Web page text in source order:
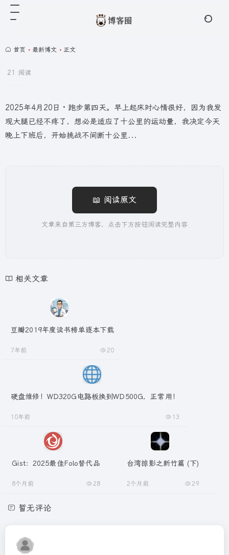
首页 • 最新博文 • 正文
21 阅读
2025年4月20日 · 跑步第四天。早上起床时心情很好，因为我发
现大腿已经不疼了，想必是适应了十公里的运动量，我决定今天
晚上下班后，开始挑战不间断十公里...
📖 阅读原文
文章来自第三方博客，点击下方按钮阅读完整内容
相关文章
豆瓣2019年度读书榜单逐本下载
7年前 20
硬盘维修！WD320G电路板换到WD500G，正常用！
10年前 13
Gist：2025最佳Folo替代品
8个月前 28
台湾掠影之新竹篇 (下)
2个月前 29
暂无评论